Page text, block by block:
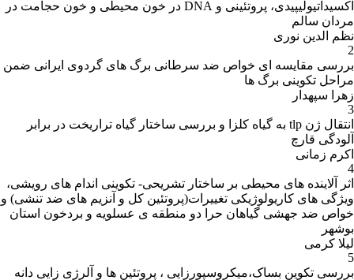
اکسیداتیولیپیدی، پروتئینی و DNA در خون محیطی و خون حجامت در
مردان سالم
نظم الدین نوری
2
بررسی مقایسه ای خواص ضد سرطانی برگ های گردوی ایرانی ضمن
مراحل تکوینی برگ ها
زهرا سپهدار
3
انتقال ژن tlp به گیاه کلزا و بررسی ساختار گیاه تراریخت در برابر
آلودگی قارچ
اکرم زمانی
4
اثر آلاینده های محیطی بر ساختار تشریحی- تکوینی اندام های رویشی،
ویژگی های کاریولوژیکی تغییرات(پروتئین کل و آنزیم های ضد تنشی) و
خواص ضد جهشی گیاهان حرا دو منطقه ی عسلویه و بردخون استان
بوشهر
لیلا کرمی
5
بررسی تکوین بساک،میکروسپورزایی ، پروتئین ها و آلرژی زایی دانه